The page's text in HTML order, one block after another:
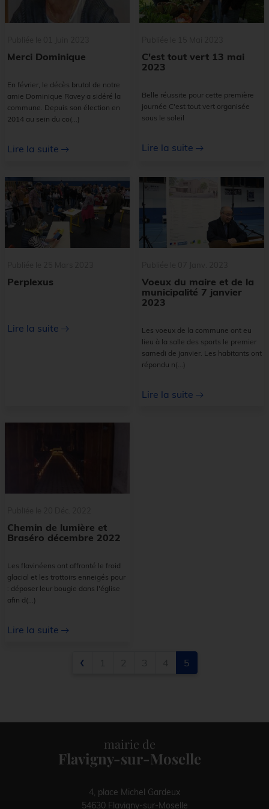
Merci Dominique
En février, le décès brutal de notre
amie Dominique Ravey a sidéré la
commune. Depuis son élection en
2014 au sein du co(...)
Lire la suite
C'est tout vert 13 mai
2023
Belle réussite pour cette première
journée C'est tout vert organisée
sous le soleil
Lire la suite
Perplexus
Lire la suite
Voeux du maire et de la
municipalité 7 janvier
2023
Les voeux de la commune ont eu
lieu à la salle des sports le premier
samedi de janvier. Les habitants ont
répondu n(...)
Lire la suite
Chemin de lumière et
Braséro décembre 2022
Les flavinéens ont affronté le froid
glacial et les trottoirs enneigés pour
: déposer leur bougie dans l'église
afin d(...)
Lire la suite
‹ 5
mairie de
Flavigny-sur-Moselle
4, place Michel Gardeux
54630 Flavigny-sur-Moselle